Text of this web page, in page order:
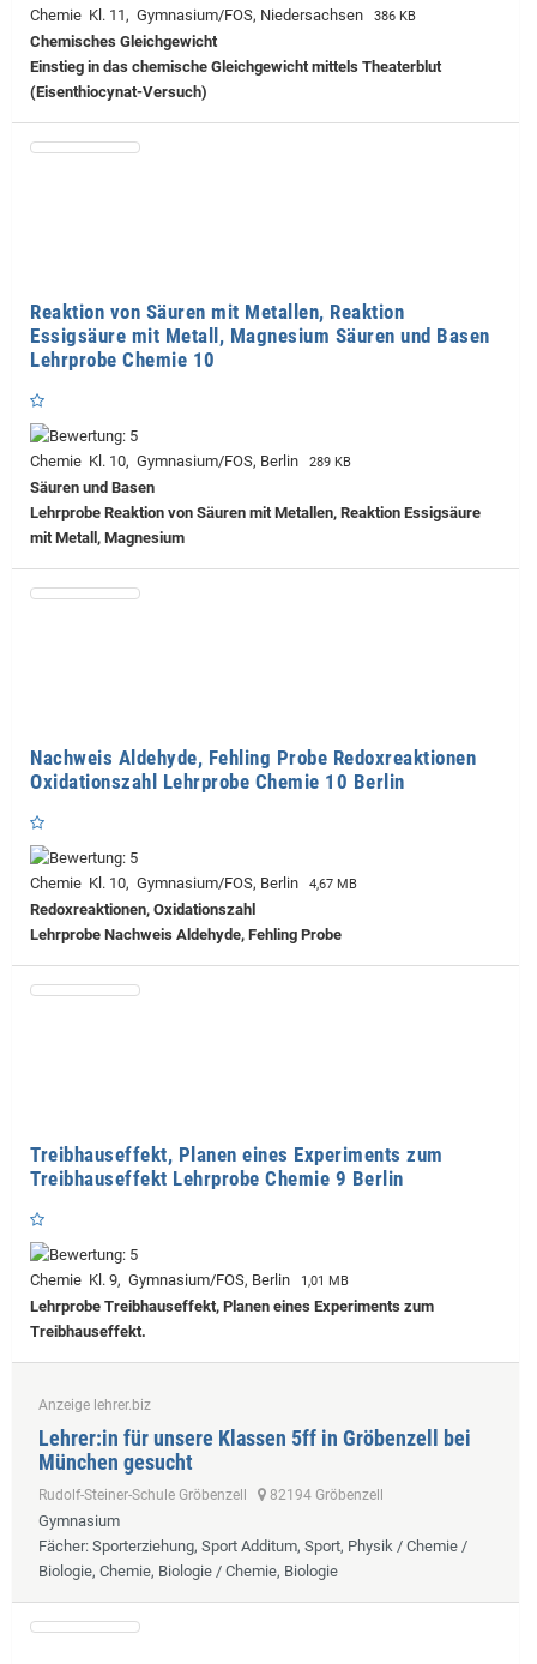
Chemie Kl. 11, Gymnasium/FOS, Niedersachsen 386 KB
Chemisches Gleichgewicht
Einstieg in das chemische Gleichgewicht mittels Theaterblut
(Eisenthiocynat-Versuch)
Reaktion von Säuren mit Metallen, Reaktion
Essigsäure mit Metall, Magnesium Säuren und Basen
Lehrprobe Chemie 10
Chemie Kl. 10, Gymnasium/FOS, Berlin 289 KB
Säuren und Basen
Lehrprobe Reaktion von Säuren mit Metallen, Reaktion Essigsäure
mit Metall, Magnesium
Nachweis Aldehyde, Fehling Probe Redoxreaktionen
Oxidationszahl Lehrprobe Chemie 10 Berlin
Chemie Kl. 10, Gymnasium/FOS, Berlin 4,67 MB
Redoxreaktionen, Oxidationszahl
Lehrprobe Nachweis Aldehyde, Fehling Probe
Treibhauseffekt, Planen eines Experiments zum
Treibhauseffekt Lehrprobe Chemie 9 Berlin
Chemie Kl. 9, Gymnasium/FOS, Berlin 1,01 MB
Lehrprobe Treibhauseffekt, Planen eines Experiments zum
Treibhauseffekt.
Anzeige lehrer.biz
Lehrer:in für unsere Klassen 5ff in Gröbenzell bei
München gesucht
Rudolf-Steiner-Schule Gröbenzell 82194 Gröbenzell
Gymnasium
Fächer: Sporterziehung, Sport Additum, Sport, Physik / Chemie /
Biologie, Chemie, Biologie / Chemie, Biologie